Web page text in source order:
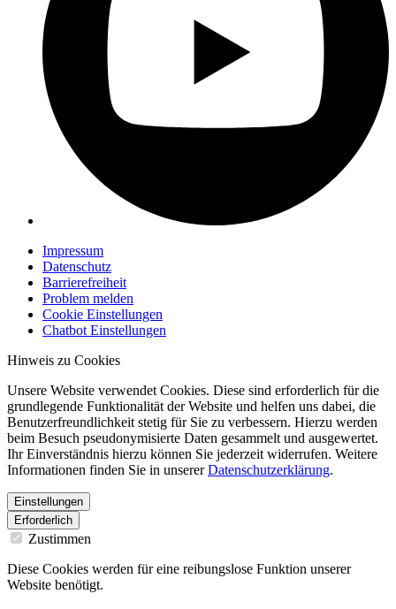
Impressum
Datenschutz
Barrierefreiheit
Problem melden
Cookie Einstellungen
Chatbot Einstellungen
Hinweis zu Cookies
Unsere Website verwendet Cookies. Diese sind erforderlich für die
grundlegende Funktionalität der Website und helfen uns dabei, die
Benutzerfreundlichkeit stetig für Sie zu verbessern. Hierzu werden
beim Besuch pseudonymisierte Daten gesammelt und ausgewertet.
Ihr Einverständnis hierzu können Sie jederzeit widerrufen. Weitere
Informationen finden Sie in unsererDatenschutzerklärung.
Einstellungen
Erforderlich
Zustimmen
Diese Cookies werden für eine reibungslose Funktion unserer
Website benötigt.